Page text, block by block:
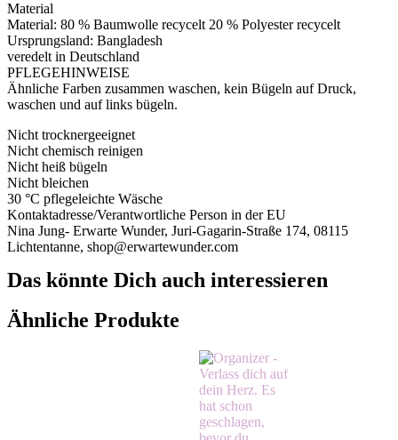
Material
Material: 80 % Baumwolle recycelt 20 % Polyester recycelt
Ursprungsland: Bangladesh
veredelt in Deutschland
PFLEGEHINWEISE
Ähnliche Farben zusammen waschen, kein Bügeln auf Druck,
waschen und auf links bügeln.
Nicht trocknergeeignet
Nicht chemisch reinigen
Nicht heiß bügeln
Nicht bleichen
30 °C pflegeleichte Wäsche
Kontaktadresse/Verantwortliche Person in der EU
Nina Jung- Erwarte Wunder, Juri-Gagarin-Straße 174, 08115
Lichtentanne, shop@erwartewunder.com
Das könnte Dich auch interessieren
Ähnliche Produkte